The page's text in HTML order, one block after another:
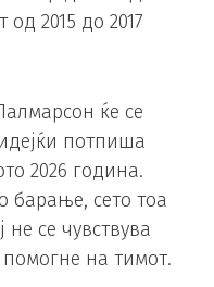
2015 до 2017
ќе се
потпиша
2026 година.
барање, сето тоа
не се чувствува
на тимот.